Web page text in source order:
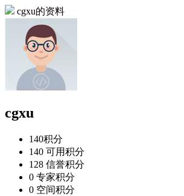
cgxu的资料
cgxu
140积分
140 可用积分
128 信誉积分
0 专家积分
0 空间积分